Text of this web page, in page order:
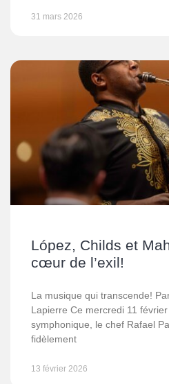
31 mars 2026
López, Childs et
cœur de l’exil!
La musique qui transcende!
Lapierre Ce mercredi 11
symphonique, le chef Rafael
fidèlement
13 février 2026